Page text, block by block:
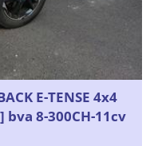
E-TENSE 4x4
bva 8-300CH-11cv